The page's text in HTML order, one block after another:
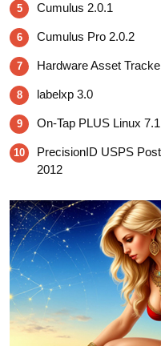
5 Cumulus 2.0.1
6 Cumulus Pro 2.0.2
7 Hardware Asset
8 labelxp 3.0
9 On-Tap PLUS Linux
10
PrecisionID USPS
2012